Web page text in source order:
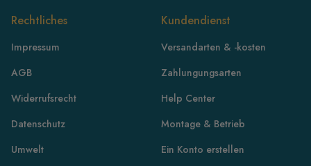
Rechtliches
Impressum
AGB
Widerrufsrecht
Datenschutz
Umwelt
Kundendienst
Versandarten & -kosten
Zahlungungsarten
Help Center
Montage & Betrieb
Ein Konto erstellen